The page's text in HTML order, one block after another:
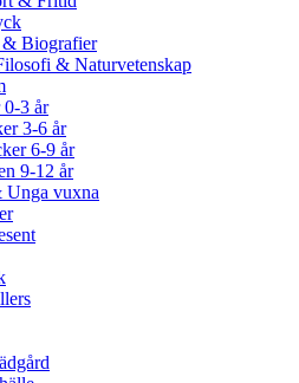
& Biografier
& Naturvetenskap
0-3 år
3-6 år
6-9 år
9-12 år
Unga vuxna